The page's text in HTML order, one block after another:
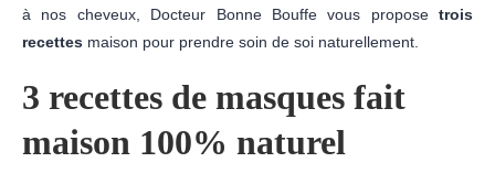
à nos cheveux, Docteur Bonne Bouffe vous propose trois
recettes maison pour prendre soin de soi naturellement.
3 recettes de masques fait
maison 100% naturel